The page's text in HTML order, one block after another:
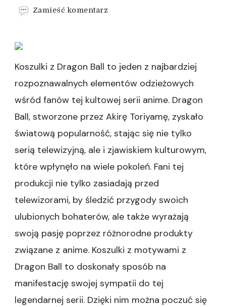
Zamieść komentarz
Ball
prezent
Idealny
wybór
fana
anime
Koszulki z Dragon Ball to jeden z najbardziej
rozpoznawalnych elementów odzieżowych
wśród fanów tej kultowej serii anime. Dragon
Ball, stworzone przez Akirę Toriyamę, zyskało
światową popularność, stając się nie tylko
serią telewizyjną, ale i zjawiskiem kulturowym,
które wpłynęło na wiele pokoleń. Fani tej
produkcji nie tylko zasiadają przed
telewizorami, by śledzić przygody swoich
ulubionych bohaterów, ale także wyrażają
swoją pasję poprzez różnorodne produkty
związane z anime. Koszulki z motywami z
Dragon Ball to doskonały sposób na
manifestację swojej sympatii do tej
legendarnej serii. Dzięki nim można poczuć się